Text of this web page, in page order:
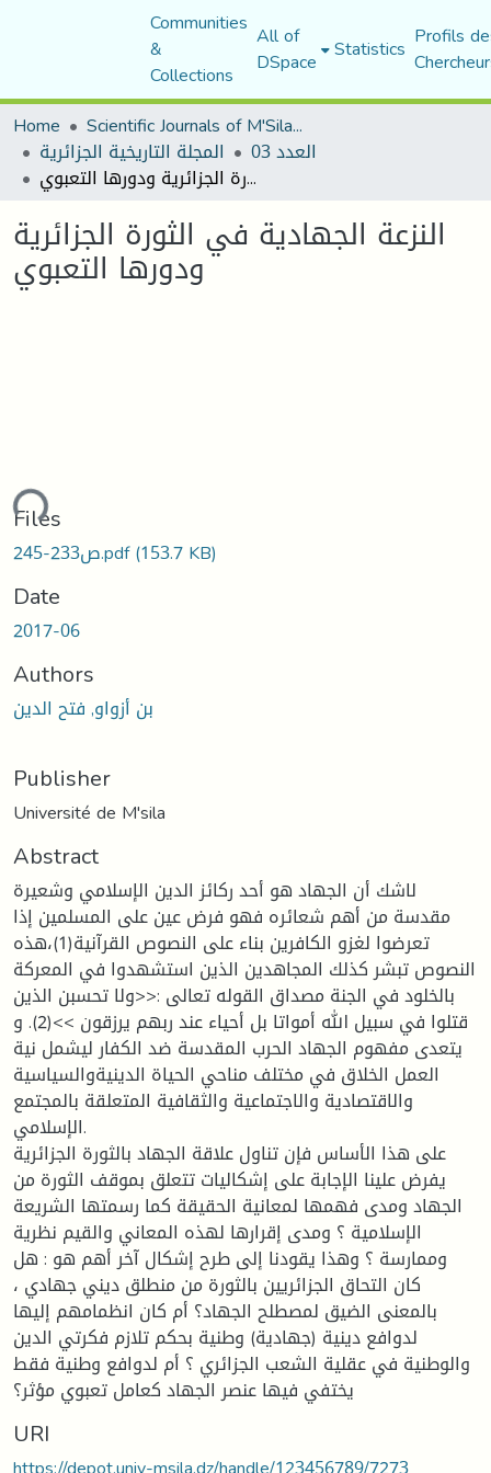
Communities
&
Collections
All of
DSpace Statistics Profils
Home
Scientific Journals of M'Sila University
المجلة التاريخية الجزائرية العدد 03
النزعة الجهادية في الثورة الجزائرية ودورها التعبوي
النزعة الجهادية في الثورة الجزائرية
ودورها التعبوي
Files
ص233-245.pdf(153.7 KB)
Date
2017-06
Authors
بن أزواو, فتح الدين
Publisher
Université de M'sila
Abstract
لاشك أن الجهاد هو أحد ركائز الدين الإسلامي وشعيرة
مقدسة من أهم شعائره فهو فرض عين على المسلمين إذا
تعرضوا لغزو الكافرين بناء على النصوص القرآنية(1)،هذه
النصوص تبشر كذلك المجاهدين الذين استشهدوا في المعركة
بالخلود في الجنة مصداق القوله تعالى :<<ولا تحسبن الذين
قتلوا في سبيل الله أمواتا بل أحياء عند ربهم يرزقون >>(2). و
يتعدى مفهوم الجهاد الحرب المقدسة ضد الكفار ليشمل نية
العمل الخلاق في مختلف مناحي الحياة الدينيةوالسياسية
والاقتصادية والاجتماعية والثقافية المتعلقة بالمجتمع
الإسلامي.
على هذا الأساس فإن تناول علاقة الجهاد بالثورة الجزائرية
يفرض علينا الإجابة على إشكاليات تتعلق بموقف الثورة من
الجهاد ومدى فهمها لمعانية الحقيقة كما رسمتها الشريعة
الإسلامية ؟ ومدى إقرارها لهذه المعاني والقيم نظرية
وممارسة ؟ وهذا يقودنا إلى طرح إشكال آخر أهم هو : هل
كان التحاق الجزائريين بالثورة من منطلق ديني جهادي ،
بالمعنى الضيق لمصطلح الجهاد؟ أم كان انظمامهم إليها
لدوافع دينية (جهادية) وطنية بحكم تلازم فكرتي الدين
والوطنية في عقلية الشعب الجزائري ؟ أم لدوافع وطنية فقط
يختفي فيها عنصر الجهاد كعامل تعبوي مؤثر؟
URI